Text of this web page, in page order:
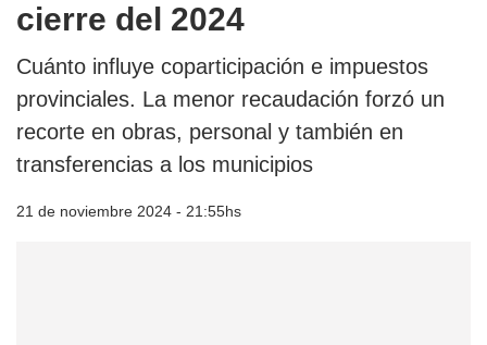
cierre del 2024
Cuánto influye coparticipación e impuestos
provinciales. La menor recaudación forzó un
recorte en obras, personal y también en
transferencias a los municipios
21 de noviembre 2024 - 21:55hs